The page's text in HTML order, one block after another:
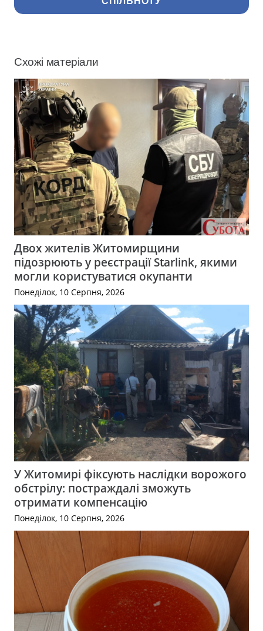
Схожі матеріали
Двох жителів Житомирщини
підозрюють у реєстрації Starlink, якими
могли користуватися окупанти
Понеділок, 10 Серпня, 2026
У Житомирі фіксують наслідки ворожого
обстрілу: постраждалі зможуть
отримати компенсацію
Понеділок, 10 Серпня, 2026